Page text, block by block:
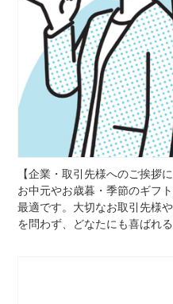
【企業・取引先様へのご挨拶に
お中元やお歳暮・季節のギフ
最適です。大切なお取引先様
を問わず、どなたにも喜ばれ